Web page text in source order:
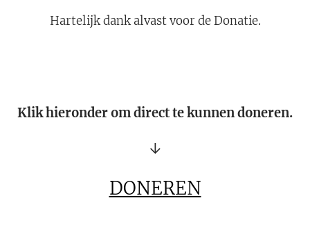
Hartelijk dank alvast voor de Donatie.
Klik hieronder om direct te kunnen doneren.
↓
DONEREN